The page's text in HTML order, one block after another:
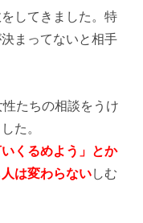
してきました。特
まってないと相手
たちの相談をうけ
た。
いくるめよう」とか
は変わらないしむ